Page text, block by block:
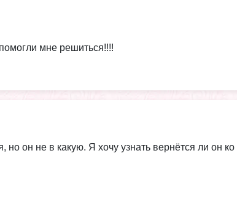
мне решиться!!!!
он не в какую. Я хочу узнать вернëтся ли он ко